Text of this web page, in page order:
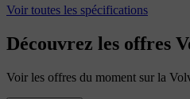
Voir toutes les spécifications
Découvrez les offres
Voir les offres du moment sur la